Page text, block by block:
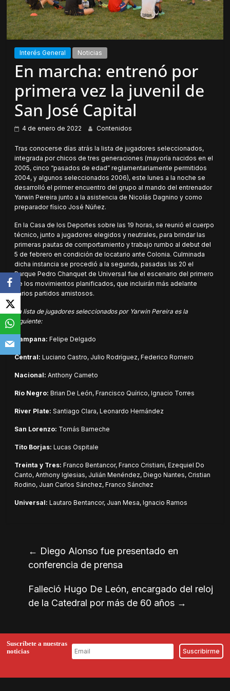
Interés General Noticias
En marcha: entrenó por
primera vez la juvenil de
San José Capital
4 de enero de 2022 Contenidos
Tras conocerse días atrás la lista de jugadores seleccionados,
integrada por chicos de tres generaciones (mayoría nacidos en el
2005, cinco “pasados de edad” reglamentariamente permitidos
2004, y algunos seleccionados 2006), este lunes a la noche se
desarrolló el primer encuentro del grupo al mando del entrenador
Yarwin Pereira junto a la asistencia de Nicolás Dagnino y como
preparador físico José Núñez.
En la Casa de los Deportes sobre las 19 horas, se reunió el cuerpo
técnico, junto a jugadores elegidos y neutrales, para brindar las
primeras pautas de comportamiento y trabajo rumbo al debut del
5 de febrero en condición de locatario ante Colonia. Culminada
dicha instancia se procedió a la segunda, pasadas las 20 el
Parque Pedro Chanquet de Universal fue el escenario del primero
de los movimientos planificados, que incluirán más adelante
varios partidos amistosos.
La lista de jugadores seleccionados por Yarwin Pereira es la
siguiente:
Campana: Felipe Delgado
Central: Luciano Castro, Julio Rodríguez, Federico Romero
Nacional: Anthony Cameto
Río Negro: Brian De León, Francisco Quírico, Ignacio Torres
River Plate: Santiago Clara, Leonardo Hernández
San Lorenzo: Tomás Barneche
Tito Borjas: Lucas Ospitale
Treinta y Tres: Franco Bentancor, Franco Cristiani, Ezequiel Do
Canto, Anthony Iglesias, Julián Menéndez, Diego Nantes, Cristian
Rodino, Juan Carlos Sánchez, Franco Sánchez
Universal: Lautaro Bentancor, Juan Mesa, Ignacio Ramos
← Diego Alonso fue presentado en
conferencia de prensa
Falleció Hugo De León, encargado del reloj
de la Catedral por más de 60 años →
Suscríbete a nuestras
noticias